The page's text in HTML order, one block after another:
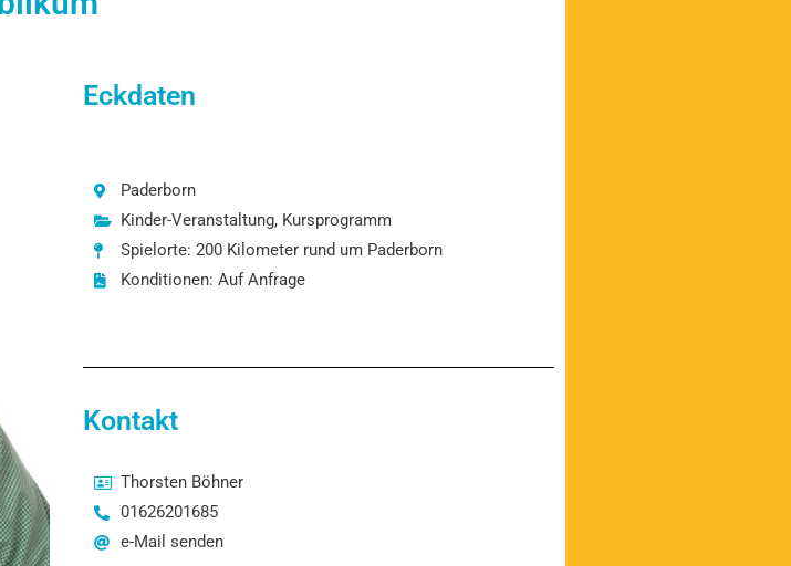
Eckdaten
Paderborn
Kinder-Veranstaltung, Kursprogramm
Spielorte: 200 Kilometer rund um Paderborn
Konditionen: Auf Anfrage
Kontakt
Thorsten Böhner
01626201685
e-Mail senden